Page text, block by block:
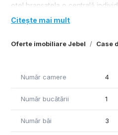
Oferte imobiliare Jebel Case
oțel,bransatela o centrală
camera tehnica.Casa este
uzura,necesitand lucrari de
structura de rezistenta din
uzura, avand fundatii continue
Citește mai mult
Număr camere 4
Număr bucătării 1
Număr băi 3